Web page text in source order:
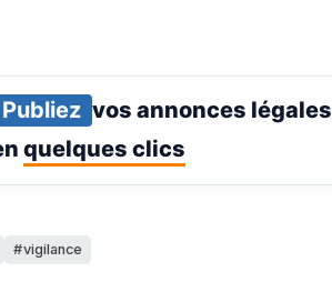
Publiez vos annonces légales
quelques clics
vigilance